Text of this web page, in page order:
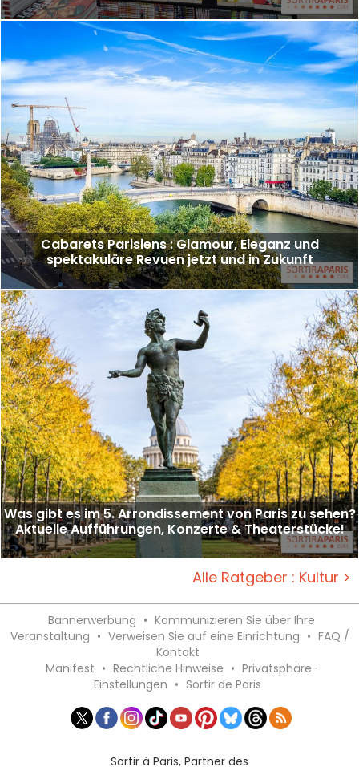
Cabarets Parisiens : Glamour, Eleganz und
spektakuläre Revuen jetzt und in Zukunft
Was gibt es im 5. Arrondissement von Paris zu sehen?
Aktuelle Aufführungen, Konzerte & Theaterstücke!
Alle Ratgeber : Kultur >
Bannerwerbung • Kommunizieren Sie über Ihre
Veranstaltung • Verweisen Sie auf eine Einrichtung • FAQ /
Kontakt
Manifest • Rechtliche Hinweise • Privatsphäre-
Einstellungen • Sortir de Paris
Sortir à Paris, Partner des